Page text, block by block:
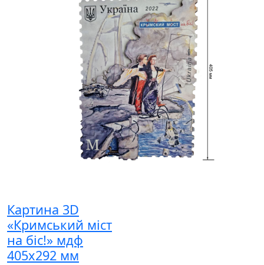
Картина 3D
«Кримський міст
на біс!» мдф
405х292 мм